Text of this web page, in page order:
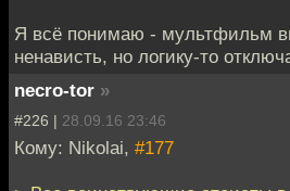
Я всё понимаю - мультфильм
ненависть, но логику-то
necro-tor »
#226 | 28.09.16 23:46
Кому: Nikolai, #177